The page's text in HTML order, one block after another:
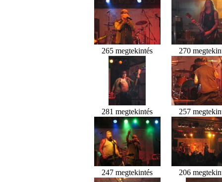
265 megtekintés 270
281 megtekintés 257
247 megtekintés 206